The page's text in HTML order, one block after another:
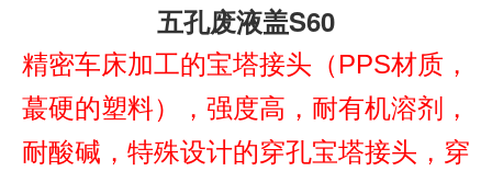
五孔废液盖S60
精密车床加工的宝塔接头（PPS材质，
蕞硬的塑料），强度高，耐有机溶剂，
耐酸碱，特殊设计的穿孔宝塔接头，穿